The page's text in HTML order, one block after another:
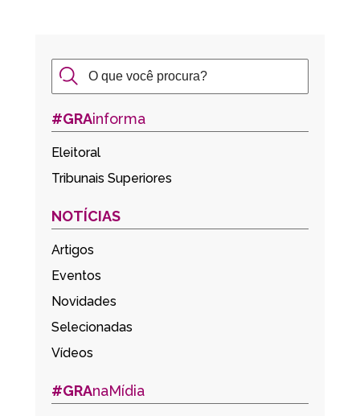
#GRAinforma
Eleitoral
Tribunais Superiores
NOTÍCIAS
Artigos
Eventos
Novidades
Selecionadas
Vídeos
#GRAnaMídia